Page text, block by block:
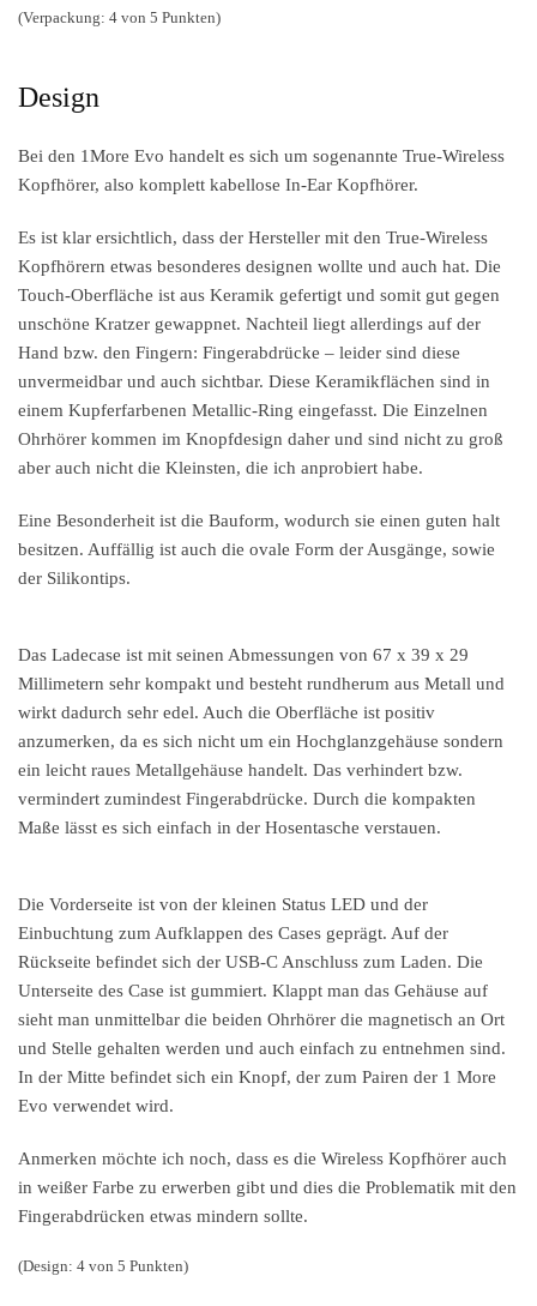
(Verpackung: 4 von 5 Punkten)
Design
Bei den 1More Evo handelt es sich um sogenannte True-Wireless
Kopfhörer, also komplett kabellose In-Ear Kopfhörer.
Es ist klar ersichtlich, dass der Hersteller mit den True-Wireless
Kopfhörern etwas besonderes designen wollte und auch hat. Die
Touch-Oberfläche ist aus Keramik gefertigt und somit gut gegen
unschöne Kratzer gewappnet. Nachteil liegt allerdings auf der
Hand bzw. den Fingern: Fingerabdrücke – leider sind diese
unvermeidbar und auch sichtbar. Diese Keramikflächen sind in
einem Kupferfarbenen Metallic-Ring eingefasst. Die Einzelnen
Ohrhörer kommen im Knopfdesign daher und sind nicht zu groß
aber auch nicht die Kleinsten, die ich anprobiert habe.
Eine Besonderheit ist die Bauform, wodurch sie einen guten halt
besitzen. Auffällig ist auch die ovale Form der Ausgänge, sowie
der Silikontips.
Das Ladecase ist mit seinen Abmessungen von 67 x 39 x 29
Millimetern sehr kompakt und besteht rundherum aus Metall und
wirkt dadurch sehr edel. Auch die Oberfläche ist positiv
anzumerken, da es sich nicht um ein Hochglanzgehäuse sondern
ein leicht raues Metallgehäuse handelt. Das verhindert bzw.
vermindert zumindest Fingerabdrücke. Durch die kompakten
Maße lässt es sich einfach in der Hosentasche verstauen.
Die Vorderseite ist von der kleinen Status LED und der
Einbuchtung zum Aufklappen des Cases geprägt. Auf der
Rückseite befindet sich der USB-C Anschluss zum Laden. Die
Unterseite des Case ist gummiert. Klappt man das Gehäuse auf
sieht man unmittelbar die beiden Ohrhörer die magnetisch an Ort
und Stelle gehalten werden und auch einfach zu entnehmen sind.
In der Mitte befindet sich ein Knopf, der zum Pairen der 1 More
Evo verwendet wird.
Anmerken möchte ich noch, dass es die Wireless Kopfhörer auch
in weißer Farbe zu erwerben gibt und dies die Problematik mit den
Fingerabdrücken etwas mindern sollte.
(Design: 4 von 5 Punkten)